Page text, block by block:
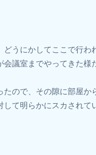
うにかしてここで行わ
議室までやってきた様
ので、その隙に部屋か
て明らかにスカされて